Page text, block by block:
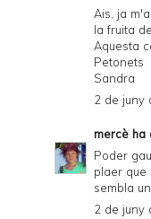
Ais, ja
la fruita
Aquesta
Petonets
Sandra
2 de juny
mercè ha
Poder
plaer que
sembla
2 de juny